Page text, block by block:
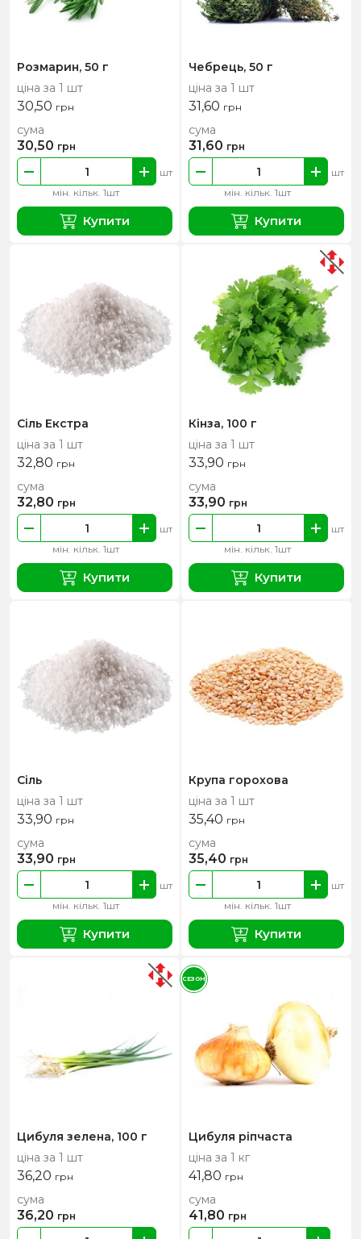
Розмарин, 50 г
ціна за 1 шт
30,50 грн
мін. кільк. 1шт
шт
сума
30,50 грн
Купити
Чебрець, 50 г
ціна за 1 шт
31,60 грн
мін. кільк. 1шт
шт
сума
31,60 грн
Купити
Сіль Екстра
ціна за 1 шт
32,80 грн
мін. кільк. 1шт
шт
сума
32,80 грн
Купити
Кінза, 100 г
ціна за 1 шт
33,90 грн
мін. кільк. 1шт
шт
сума
33,90 грн
Купити
Сіль
ціна за 1 шт
33,90 грн
мін. кільк. 1шт
шт
сума
33,90 грн
Купити
Крупа горохова
ціна за 1 шт
35,40 грн
мін. кільк. 1шт
шт
сума
35,40 грн
Купити
Цибуля зелена, 100 г
ціна за 1 шт
36,20 грн
сума
36,20 грн
Цибуля ріпчаста
ціна за 1 кг
41,80 грн
сума
41,80 грн
СЕЗОН